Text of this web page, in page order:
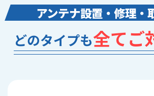
アンテナ設置・修理・
どのタイプも全てご